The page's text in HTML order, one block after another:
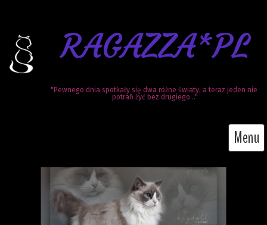
RAGAZZA*PL
"Pewnego dnia spotkały się dwa różne światy, a teraz jeden nie
potrafi żyć bez drugiego..."
Menu